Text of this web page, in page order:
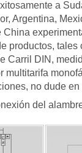
a
Argentina,
China
productos,
Carril DIN,
multitarifa
no dude
del